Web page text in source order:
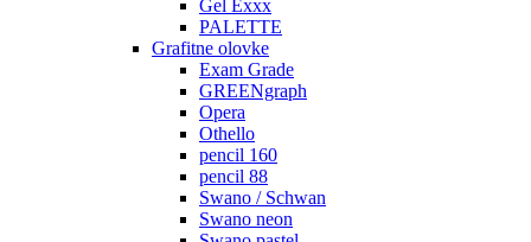
Gel Exxx
PALETTE
Grafitne olovke
Exam Grade
GREENgraph
Opera
Othello
pencil 160
pencil 88
Swano / Schwan
Swano neon